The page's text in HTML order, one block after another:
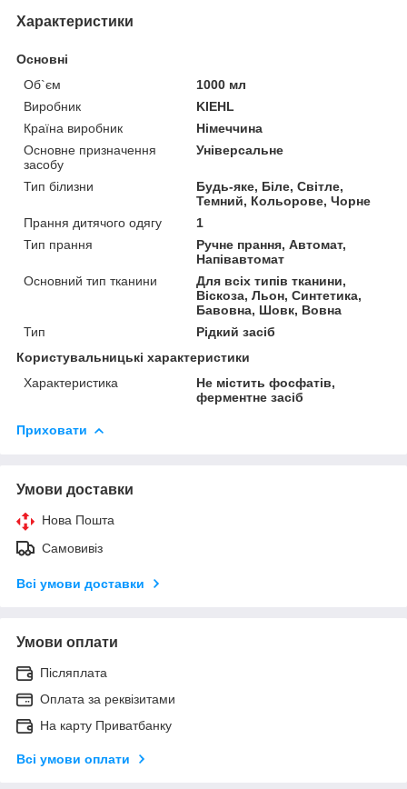
Характеристики
Основні
Об`єм
1000 мл
Виробник
KIEHL
Країна виробник
Німеччина
Основне призначення
засобу
Універсальне
Тип білизни
Будь-яке, Біле, Світле,
Темний, Кольорове, Чорне
Прання дитячого одягу
1
Тип прання
Ручне прання, Автомат,
Напівавтомат
Основний тип тканини
Для всіх типів тканини,
Віскоза, Льон, Синтетика,
Бавовна, Шовк, Вовна
Тип
Рідкий засіб
Користувальницькі характеристики
Характеристика
Не містить фосфатів,
ферментне засіб
Приховати
Умови доставки
Нова Пошта
Самовивіз
Всі умови доставки
Умови оплати
Післяплата
Оплата за реквізитами
На карту Приватбанку
Всі умови оплати